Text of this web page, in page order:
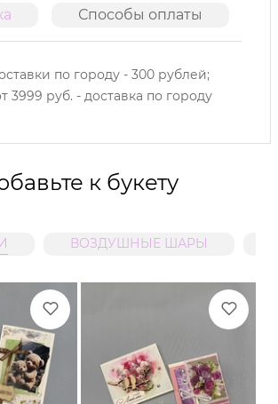
Способы оплаты
по городу - 300 рублей;
3999 руб. - доставка по городу
к букету
ВОЗДУШНЫЕ ШАРЫ